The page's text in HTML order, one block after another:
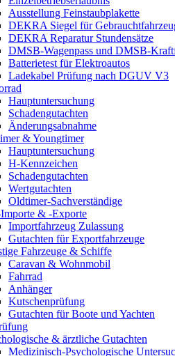
Ausstellung Feinstaubplakette
DEKRA Siegel für
DEKRA Reparatur Stundensätze
DMSB-Wagenpass und DMSB-
Batterietest für Elektroautos
Ladekabel Prüfung nach DGUV V3
Hauptuntersuchung
Schadengutachten
Änderungsabnahme
& Youngtimer
Hauptuntersuchung
H-Kennzeichen
Schadengutachten
Wertgutachten
Oldtimer-Sachverständige
& -Exporte
Importfahrzeug Zulassung
Gutachten für Exportfahrzeuge
Fahrzeuge & Schiffe
Caravan & Wohnmobil
Fahrrad
Anhänger
Kutschenprüfung
Gutachten für Boote und Yachten
& ärztliche Gutachten
Medizinisch-Psychologische